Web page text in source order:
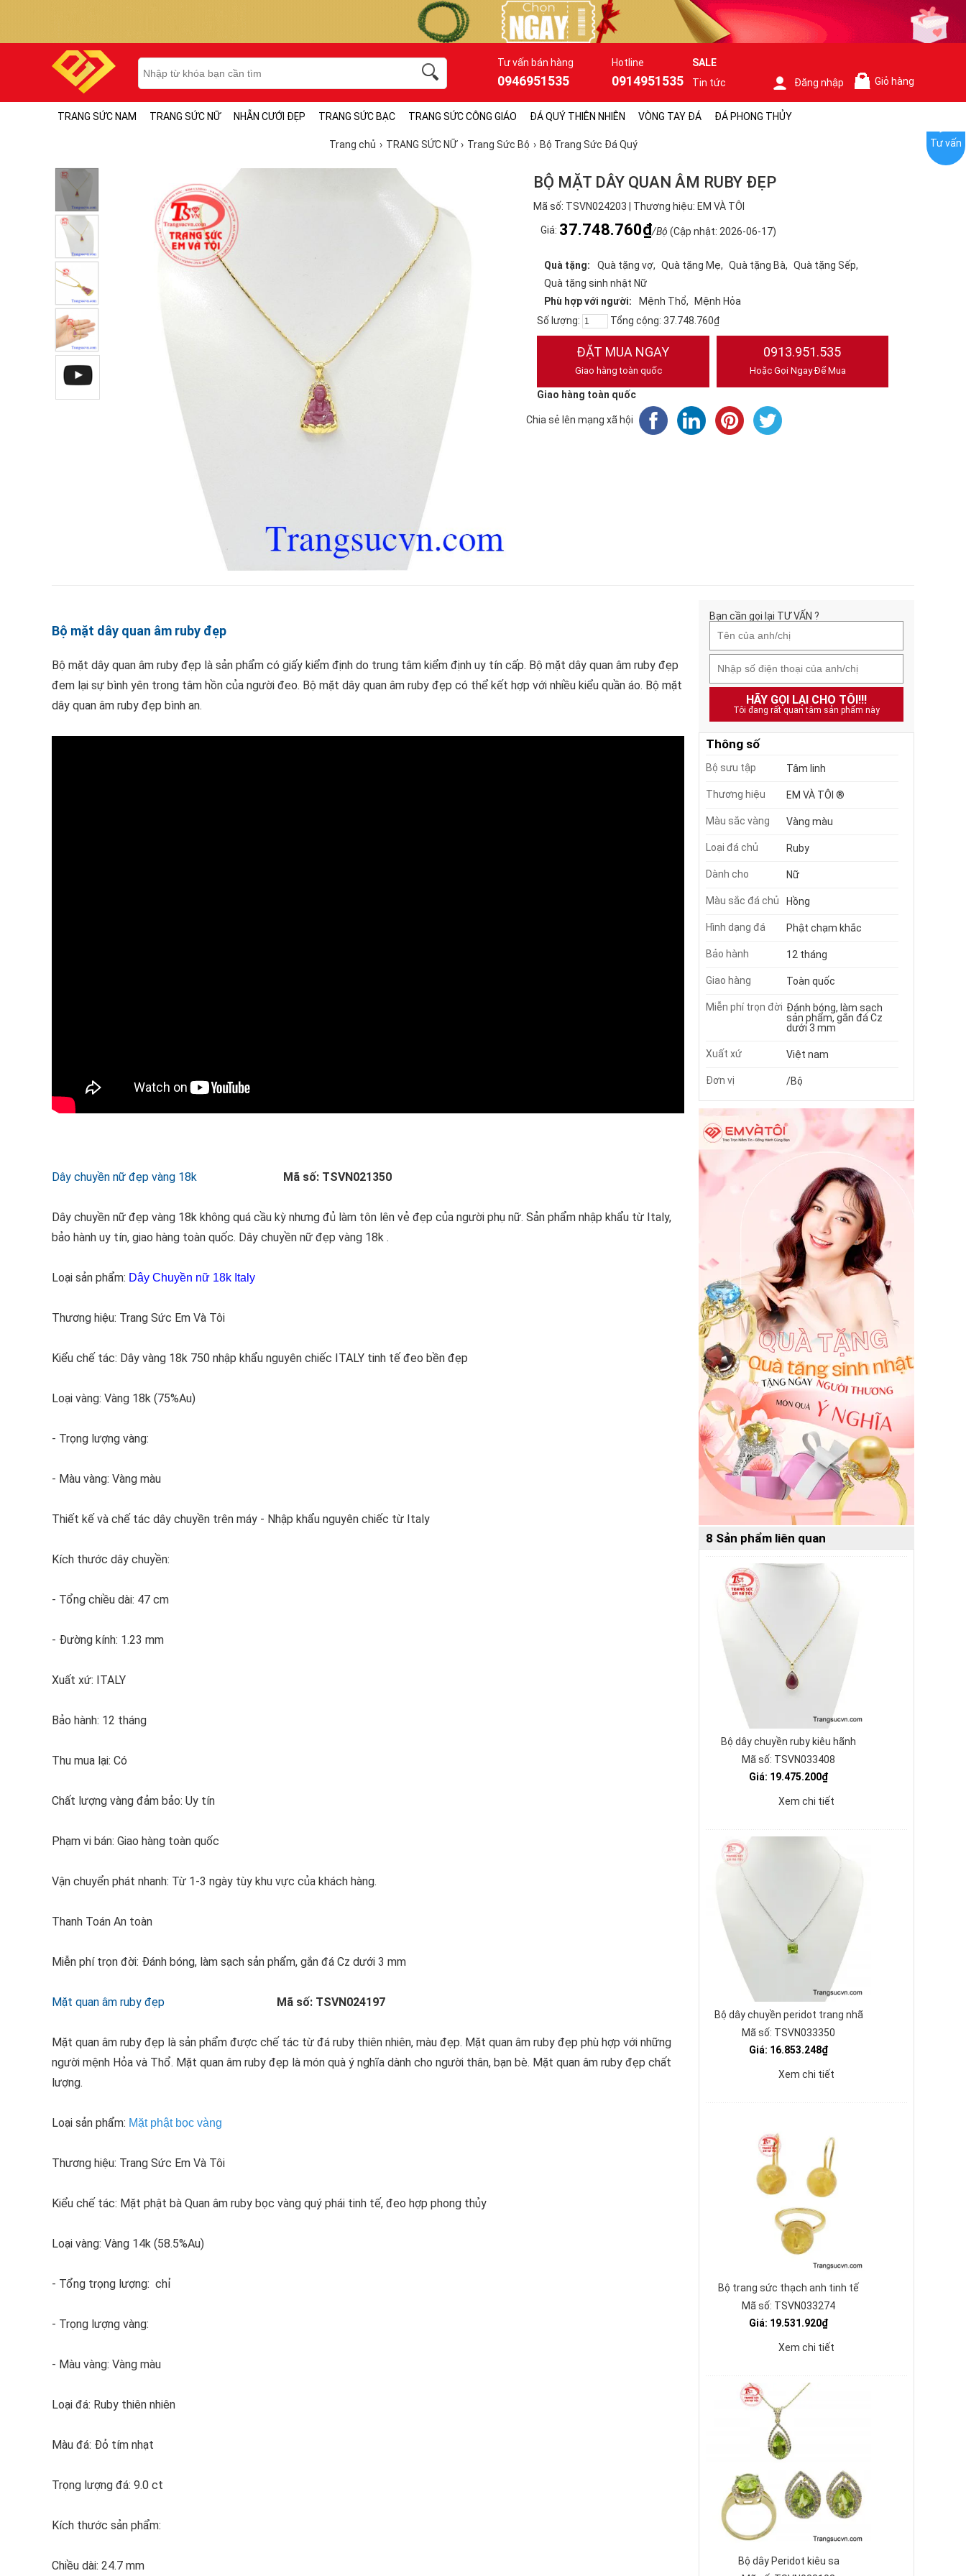
Tư vấn bán hàng
0946951535
Hotline
0914951535
SALE
Tin tức
Đăng nhập Giỏ hàng
TRANG SỨC NAM TRANG SỨC NỮ NHẪN CƯỚI ĐẸP TRANG SỨC BẠC TRANG SỨC CÔNG GIÁO ĐÁ QUÝ THIÊN NHIÊN VÒNG TAY ĐÁ ĐÁ PHONG THỦY
Trang chủ TRANG SỨC NỮ Trang Sức Bộ Bộ Trang Sức Đá Quý
BỘ MẶT DÂY QUAN ÂM RUBY ĐẸP
Mã số: TSVN024203 | Thương hiệu: EM VÀ TÔI
Giá: 37.748.760₫/Bộ (Cập nhật: 2026-06-17)
Quà tặng: Quà tặng vợ Quà tặng Mẹ Quà tặng Bà
Quà tặng Sếp
Quà tặng sinh nhật Nữ
Phù hợp với người:
Mệnh Thổ
Mệnh Hỏa
Số lượng:
Tổng cộng: 37.748.760₫
ĐẶT MUA NGAY
Giao hàng toàn quốc
0913.951.535
Hoặc Gọi Ngay Để Mua
Giao hàng toàn quốc
Chia sẻ lên mạng xã hội
Bộ mặt dây quan âm ruby đẹp
Bộ mặt dây quan âm ruby đẹp là sản phẩm có giấy kiểm định do trung tâm kiểm định uy tín cấp. Bộ mặt dây quan âm ruby đẹp
đem lại sự bình yên trong tâm hồn của người đeo. Bộ mặt dây quan âm ruby đẹp có thể kết hợp với nhiều kiểu quần áo. Bộ mặt
dây quan âm ruby đẹp bình an.
Dây chuyền nữ đẹp vàng 18k Mã số: TSVN021350
Dây chuyền nữ đẹp vàng 18k không quá cầu kỳ nhưng đủ làm tôn lên vẻ đẹp của người phụ nữ. Sản phẩm nhập khẩu từ Italy,
bảo hành uy tín, giao hàng toàn quốc. Dây chuyền nữ đẹp vàng 18k .
Loại sản phẩm: Dây Chuyền nữ 18k Italy
Thương hiệu: Trang Sức Em Và Tôi
Kiểu chế tác: Dây vàng 18k 750 nhập khẩu nguyên chiếc ITALY tinh tế đeo bền đẹp
Loại vàng: Vàng 18k (75%Au)
- Trọng lượng vàng:
- Màu vàng: Vàng màu
Thiết kế và chế tác dây chuyền trên máy - Nhập khẩu nguyên chiếc từ Italy
Kích thước dây chuyền:
- Tổng chiều dài: 47 cm
- Đường kính: 1.23 mm
Xuất xứ: ITALY
Bảo hành: 12 tháng
Thu mua lại: Có
Chất lượng vàng đảm bảo: Uy tín
Phạm vi bán: Giao hàng toàn quốc
Vận chuyển phát nhanh: Từ 1-3 ngày tùy khu vực của khách hàng.
Thanh Toán An toàn
Miễn phí trọn đời: Đánh bóng, làm sạch sản phẩm, gắn đá Cz dưới 3 mm
Mặt quan âm ruby đẹp Mã số: TSVN024197
Mặt quan âm ruby đẹp là sản phẩm được chế tác từ đá ruby thiên nhiên, màu đẹp. Mặt quan âm ruby đẹp phù hợp với những
người mệnh Hỏa và Thổ. Mặt quan âm ruby đẹp là món quà ý nghĩa dành cho người thân, bạn bè. Mặt quan âm ruby đẹp chất
lượng.
Loại sản phẩm: Mặt phật bọc vàng
Thương hiệu: Trang Sức Em Và Tôi
Kiểu chế tác: Mặt phật bà Quan âm ruby bọc vàng quý phái tinh tế, đeo hợp phong thủy
Loại vàng: Vàng 14k (58.5%Au)
- Tổng trọng lượng: chỉ
- Trọng lượng vàng:
- Màu vàng: Vàng màu
Loại đá: Ruby thiên nhiên
Màu đá: Đỏ tím nhạt
Trọng lượng đá: 9.0 ct
Kích thước sản phẩm:
Chiều dài: 24.7 mm
Bạn cần gọi lại TƯ VẤN ?
HÃY GỌI LẠI CHO TÔI!!!
Tôi đang rất quan tâm sản phẩm này
Thông số
Bộ sưu tập Tâm linh
Thương hiệu EM VÀ TÔI ®
Màu sắc vàng Vàng màu
Loại đá chủ Ruby
Dành cho Nữ
Màu sắc đá chủ Hồng
Hình dạng đá Phật chạm khắc
Bảo hành 12 tháng
Giao hàng Toàn quốc
Miễn phí trọn đời Đánh bóng, làm sạch
sản phẩm, gắn đá Cz
dưới 3 mm
Xuất xứ Việt nam
Đơn vị /Bộ
8 Sản phẩm liên quan
Bộ dây chuyền ruby kiêu hãnh
Mã số: TSVN033408
Giá: 19.475.200₫
Xem chi tiết
Bộ dây chuyền peridot trang nhã
Mã số: TSVN033350
Giá: 16.853.248₫
Xem chi tiết
Bộ trang sức thạch anh tinh tế
Mã số: TSVN033274
Giá: 19.531.920₫
Xem chi tiết
Bộ dây Peridot kiêu sa
Tư vấn